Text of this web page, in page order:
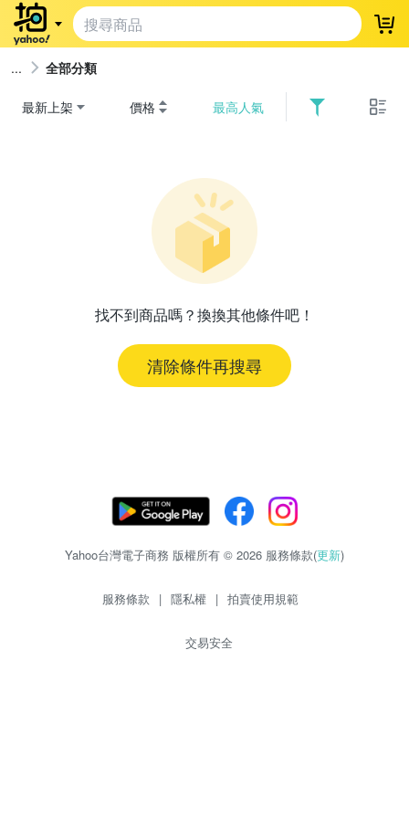
登
全部分類
最新上架 價格 最高人氣
找不到商品嗎？換換其他條件吧！
清除條件再搜尋
Yahoo台灣電子商務 版權所有 © 2026 服務條款(更新)
服務條款 | 隱私權 | 拍賣使用規範
交易安全